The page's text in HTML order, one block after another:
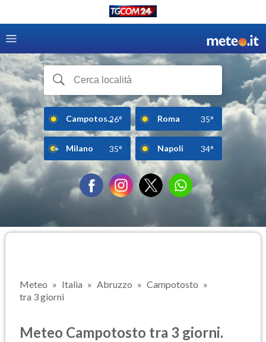
Campotos...26° Roma 35°
Milano 35° Napoli 34°
Meteo Italia Abruzzo
Campotosto
tra 3 giorni
Meteo Campotosto tra 3 giorni.